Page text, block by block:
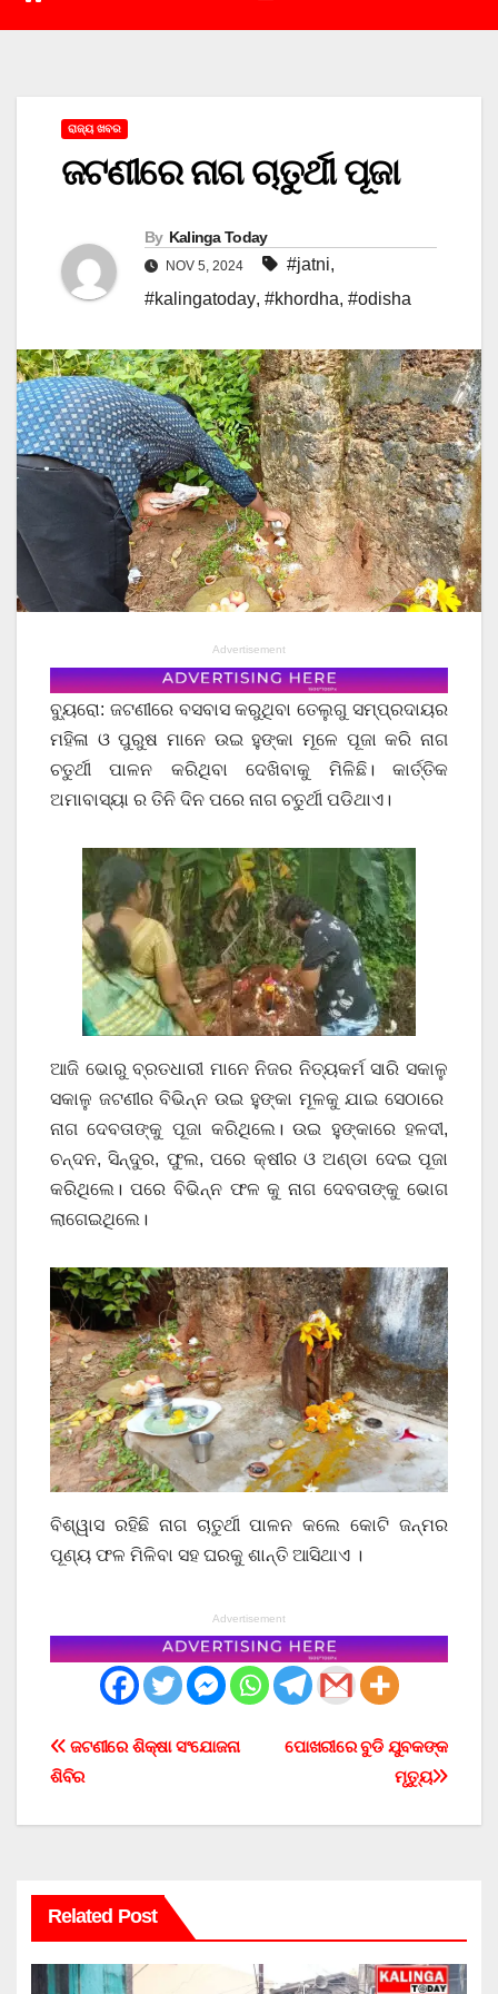
ରାଜ୍ୟ ଖବର
ଜଟଣୀରେ ନାଗ ଚାତୁର୍ଥୀ ପୂଜା
By Kalinga Today
NOV 5, 2024 #jatni,
#kalingatoday, #khordha, #odisha
Advertisement
ବ୍ୟୁରୋ: ଜଟଣୀରେ ବସବାସ କରୁଥିବା ତେଲୁଗୁ ସମ୍ପ୍ରଦାୟର
ମହିଳା ଓ ପୁରୁଷ ମାନେ ଉଇ ହୁଙ୍କା ମୂଳେ ପୂଜା କରି ନାଗ
ଚତୁର୍ଥୀ ପାଳନ କରିଥିବା ଦେଖିବାକୁ ମିଳିଛି। କାର୍ତ୍ତିକ
ଅମାବାସ୍ୟା ର ତିନି ଦିନ ପରେ ନାଗ ଚତୁର୍ଥୀ ପଡିଥାଏ।
ଆଜି ଭୋରୁ ବ୍ରତଧାରୀ ମାନେ ନିଜର ନିତ୍ୟକର୍ମ ସାରି ସକାଳୁ
ସକାଳୁ ଜଟଣୀର ବିଭିନ୍ନ ଉଇ ହୁଙ୍କା ମୂଳକୁ ଯାଇ ସେଠାରେ
ନାଗ ଦେବତାଙ୍କୁ ପୂଜା କରିଥିଲେ। ଉଇ ହୁଙ୍କାରେ ହଳଦୀ,
ଚନ୍ଦନ, ସିନ୍ଦୁର, ଫୁଲ, ପରେ କ୍ଷୀର ଓ ଅଣ୍ଡା ଦେଇ ପୂଜା
କରିଥିଲେ। ପରେ ବିଭିନ୍ନ ଫଳ କୁ ନାଗ ଦେବତାଙ୍କୁ ଭୋଗ
ଲାଗେଇଥିଲେ।
ବିଶ୍ୱାସ ରହିଛି ନାଗ ଚାତୁର୍ଥୀ ପାଳନ କଲେ କୋଟି ଜନ୍ମର
ପୂଣ୍ୟ ଫଳ ମିଳିବା ସହ ଘରକୁ ଶାନ୍ତି ଆସିଥାଏ ।
Advertisement
Post
ପୋଖରୀରେ ବୁଡି ଯୁବକଙ୍କ
ମୃତ୍ୟୁ
ଜଟଣୀରେ ଶିକ୍ଷା ସଂଯୋଜନା
ଶିବିର
Related Post